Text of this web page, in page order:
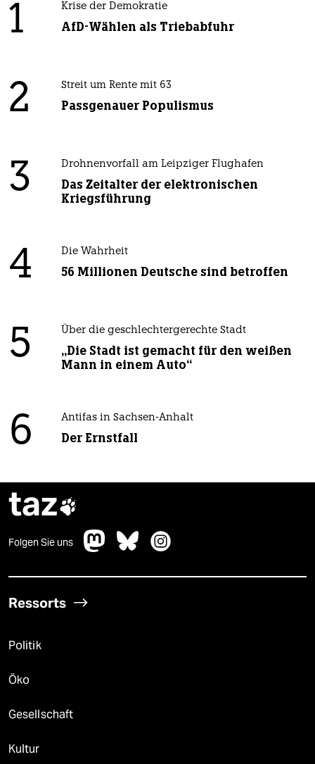
1 Krise der Demokratie
AfD-Wählen als Triebabfuhr
2 Streit um Rente mit 63
Passgenauer Populismus
3 Drohnenvorfall am Leipziger Flughafen
Das Zeitalter der elektronischen
Kriegsführung
4 Die Wahrheit
56 Millionen Deutsche sind betroffen
5 Über die geschlechtergerechte Stadt
„Die Stadt ist gemacht für den weißen
Mann in einem Auto“
6 Antifas in Sachsen-Anhalt
Der Ernstfall
taz
Folgen Sie uns
Ressorts
Politik
Öko
Gesellschaft
Kultur